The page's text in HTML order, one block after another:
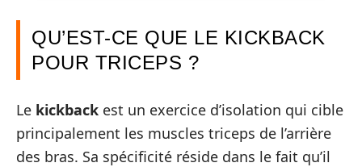
QU’EST-CE QUE LE KICKBACK
POUR TRICEPS ?
Le kickback est un exercice d’isolation qui cible
principalement les muscles triceps de l’arrière
des bras. Sa spécificité réside dans le fait qu’il